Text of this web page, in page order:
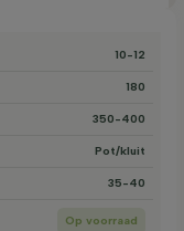
10-12
180
350-400
Pot/kluit
35-40
Op voorraad